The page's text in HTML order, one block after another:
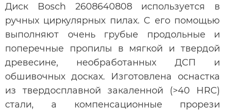
Диск Bosch 2608640808 используется в
ручных циркулярных пилах. С его помощью
выполняют очень грубые продольные и
поперечные пропилы в мягкой и твердой
древесине, необработанных ДСП и
обшивочных досках. Изготовлена оснастка
из твердосплавной закаленной (>40 HRC)
стали, а компенсационные прорези